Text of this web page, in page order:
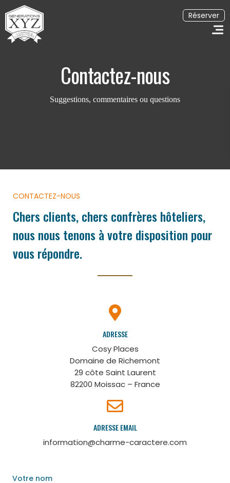
Nos adresses dans le monde
Les séjours à thème
EN
Réserver
Contactez-nous
Suggestions, commentaires ou questions
CONTACTEZ-NOUS
Chers clients, chers confrères hôteliers,
nous nous tenons à votre disposition pour
vous répondre.
ADRESSE
Cosy Places
Domaine de Richemont
29 côte Saint Laurent
82200 Moissac – France
ADRESSE EMAIL
information@charme-caractere.com